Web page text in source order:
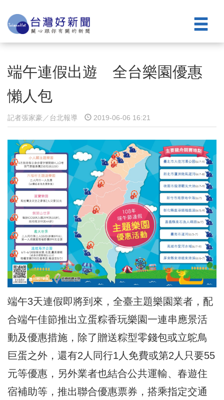
端午連假出遊 全台樂園優惠
懶人包
記者張家豪／台北報導 2019-06-06 16:21
端午3天連假即將到來，全臺主題樂園業者，配
合端午佳節推出立蛋粽香玩樂園一連串應景活
動及優惠措施，除了贈送粽型零錢包或立鴕鳥
巨蛋之外，還有2人同行1人免費或第2人只要55
元等優惠，另外業者也結合公共運輸、春遊住
宿補助等，推出聯合優惠票券，搭乘指定交通